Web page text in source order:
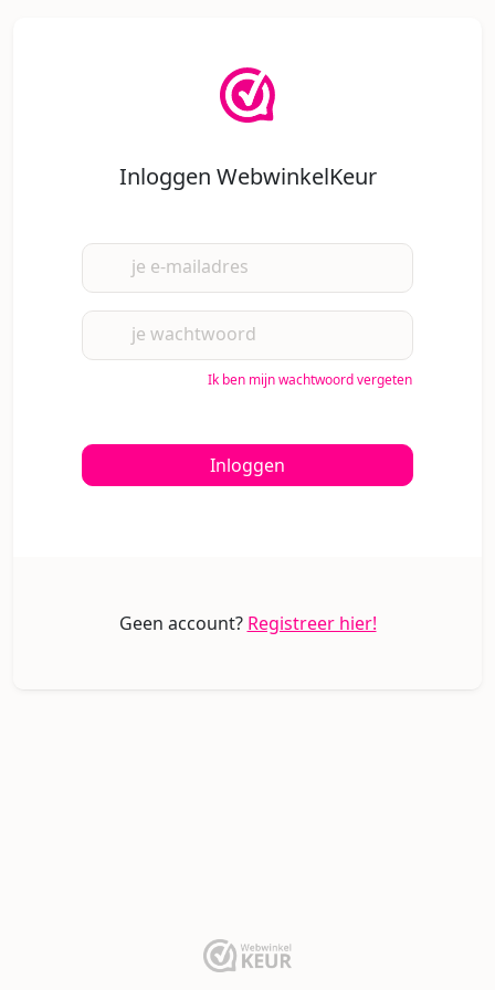
Inloggen WebwinkelKeur
je e-mailadres
je wachtwoord
Ik ben mijn wachtwoord vergeten
Inloggen
Geen account? Registreer hier!